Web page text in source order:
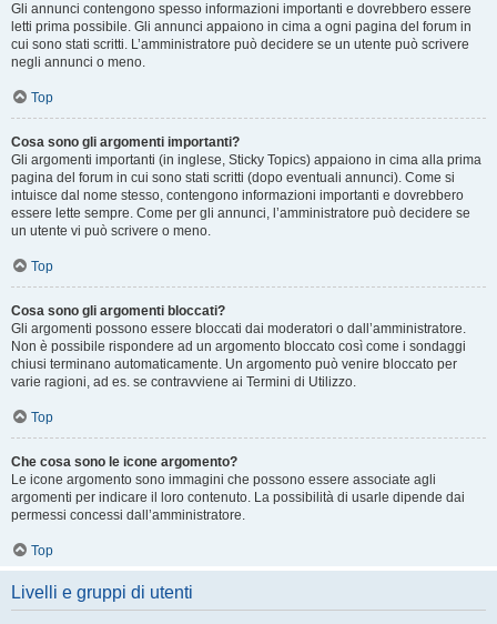
Gli annunci contengono spesso informazioni importanti e dovrebbero essere
letti prima possibile. Gli annunci appaiono in cima a ogni pagina del forum in
cui sono stati scritti. L’amministratore può decidere se un utente può scrivere
negli annunci o meno.
Top
Cosa sono gli argomenti importanti?
Gli argomenti importanti (in inglese, Sticky Topics) appaiono in cima alla prima
pagina del forum in cui sono stati scritti (dopo eventuali annunci). Come si
intuisce dal nome stesso, contengono informazioni importanti e dovrebbero
essere lette sempre. Come per gli annunci, l’amministratore può decidere se
un utente vi può scrivere o meno.
Top
Cosa sono gli argomenti bloccati?
Gli argomenti possono essere bloccati dai moderatori o dall’amministratore.
Non è possibile rispondere ad un argomento bloccato così come i sondaggi
chiusi terminano automaticamente. Un argomento può venire bloccato per
varie ragioni, ad es. se contravviene ai Termini di Utilizzo.
Top
Che cosa sono le icone argomento?
Le icone argomento sono immagini che possono essere associate agli
argomenti per indicare il loro contenuto. La possibilità di usarle dipende dai
permessi concessi dall’amministratore.
Top
Livelli e gruppi di utenti